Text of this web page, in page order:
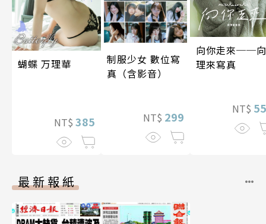
蝴蝶 万理華
NT$ 385
制服少女 數位寫
真（含影音）
NT$ 299
向你走來──向
理來寫真
NT$
最新報紙